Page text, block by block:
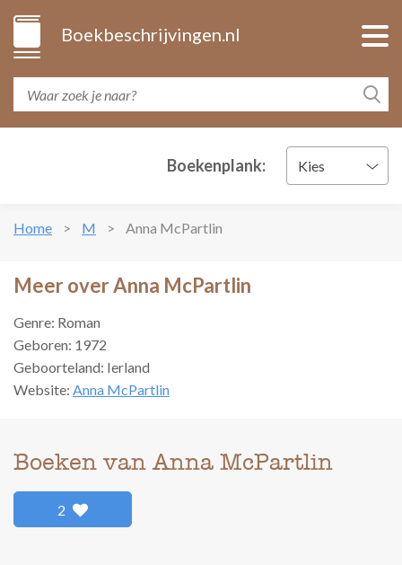
Boekbeschrijvingen.nl
Boekenplank: Kies
Home M Anna McPartlin
Meer over Anna McPartlin
Genre: Roman
Geboren: 1972
Geboorteland: Ierland
Website: Anna McPartlin
Boeken van Anna McPartlin
2